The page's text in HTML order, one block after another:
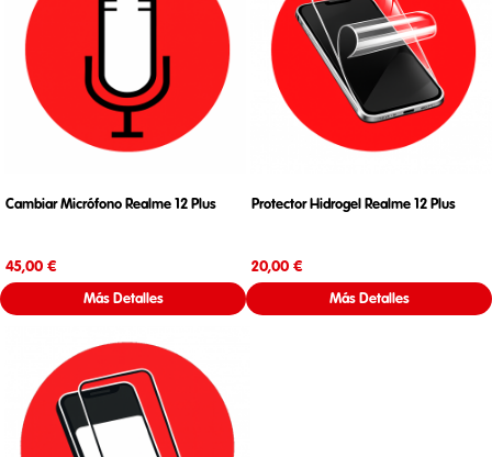
Cambiar Micrófono Realme 12 Plus
45,00 €
Más Detalles
Protector Hidrogel Realme 12 Plus
20,00 €
Más Detalles